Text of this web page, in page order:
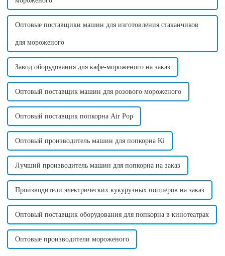
Оптовые поставщики машин для изготовления стаканчиков
для мороженого
Завод оборудования для кафе-мороженого на заказ
Оптовый поставщик машин для розового мороженого
Оптовый поставщик попкорна Air Pop
Оптовый производитель машин для попкорна Ki
Лучший производитель машин для попкорна на заказ
Производители электрических кукурузных попперов на заказ
Оптовый поставщик оборудования для попкорна в кинотеатрах
Оптовые производители мороженого